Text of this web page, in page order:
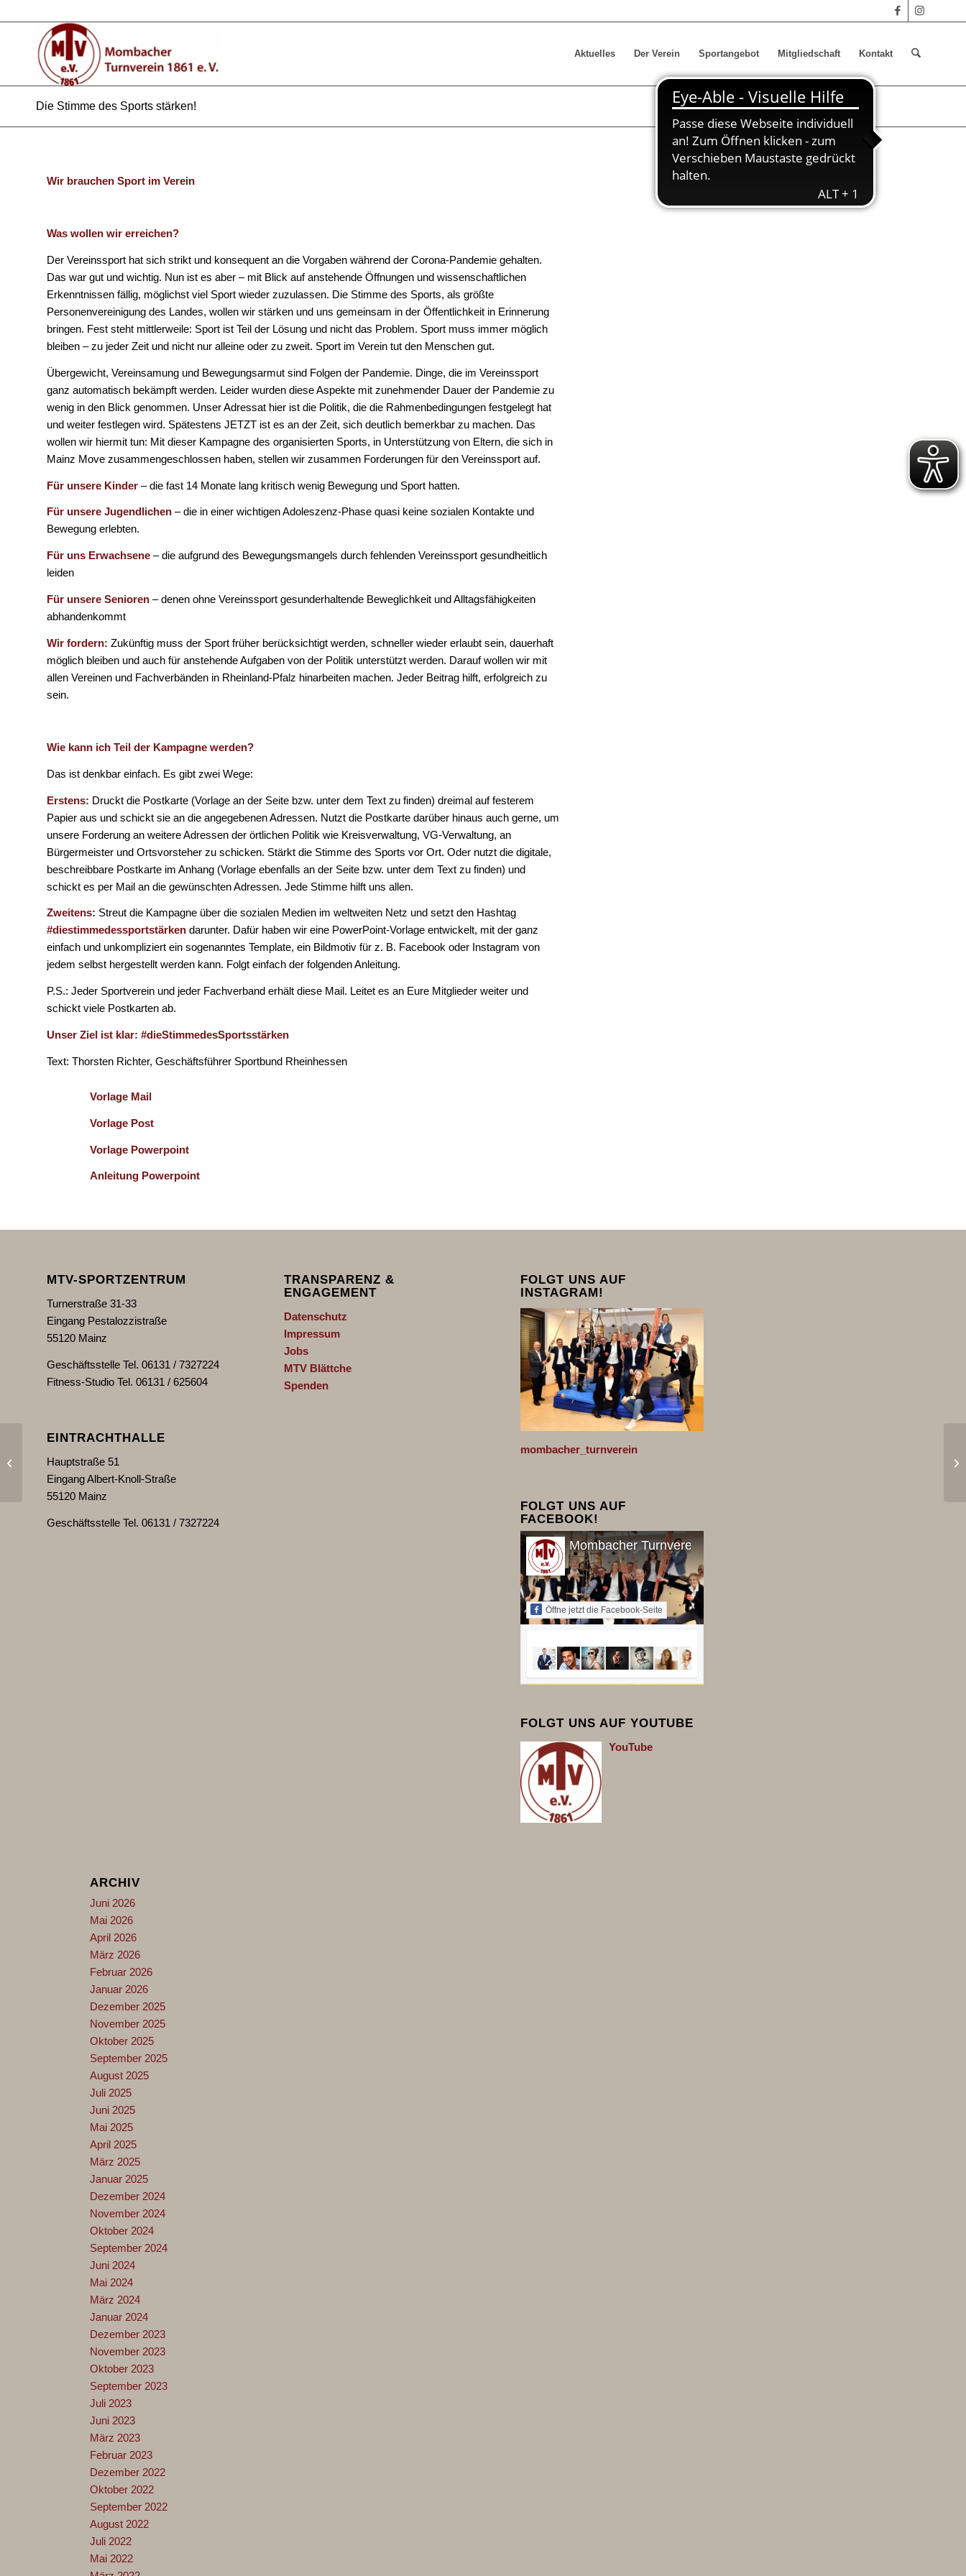
Aktuelles Der Verein Sportangebot Mitgliedschaft Kontakt
Die Stimme des Sports stärken!
Wir brauchen Sport im Verein
Was wollen wir erreichen?
Der Vereinssport hat sich strikt und konsequent an die Vorgaben während der Corona-Pandemie gehalten.
Das war gut und wichtig. Nun ist es aber – mit Blick auf anstehende Öffnungen und wissenschaftlichen
Erkenntnissen fällig, möglichst viel Sport wieder zuzulassen. Die Stimme des Sports, als größte
Personenvereinigung des Landes, wollen wir stärken und uns gemeinsam in der Öffentlichkeit in Erinnerung
bringen. Fest steht mittlerweile: Sport ist Teil der Lösung und nicht das Problem. Sport muss immer möglich
bleiben – zu jeder Zeit und nicht nur alleine oder zu zweit. Sport im Verein tut den Menschen gut.
Übergewicht, Vereinsamung und Bewegungsarmut sind Folgen der Pandemie. Dinge, die im Vereinssport
ganz automatisch bekämpft werden. Leider wurden diese Aspekte mit zunehmender Dauer der Pandemie zu
wenig in den Blick genommen. Unser Adressat hier ist die Politik, die die Rahmenbedingungen festgelegt hat
und weiter festlegen wird. Spätestens JETZT ist es an der Zeit, sich deutlich bemerkbar zu machen. Das
wollen wir hiermit tun: Mit dieser Kampagne des organisierten Sports, in Unterstützung von Eltern, die sich in
Mainz Move zusammengeschlossen haben, stellen wir zusammen Forderungen für den Vereinssport auf.
Für unsere Kinder – die fast 14 Monate lang kritisch wenig Bewegung und Sport hatten.
Für unsere Jugendlichen – die in einer wichtigen Adoleszenz-Phase quasi keine sozialen Kontakte und
Bewegung erlebten.
Für uns Erwachsene – die aufgrund des Bewegungsmangels durch fehlenden Vereinssport gesundheitlich
leiden
Für unsere Senioren – denen ohne Vereinssport gesunderhaltende Beweglichkeit und Alltagsfähigkeiten
abhandenkommt
Wir fordern: Zukünftig muss der Sport früher berücksichtigt werden, schneller wieder erlaubt sein, dauerhaft
möglich bleiben und auch für anstehende Aufgaben von der Politik unterstützt werden. Darauf wollen wir mit
allen Vereinen und Fachverbänden in Rheinland-Pfalz hinarbeiten machen. Jeder Beitrag hilft, erfolgreich zu
sein.
Wie kann ich Teil der Kampagne werden?
Das ist denkbar einfach. Es gibt zwei Wege:
Erstens: Druckt die Postkarte (Vorlage an der Seite bzw. unter dem Text zu finden) dreimal auf festerem
Papier aus und schickt sie an die angegebenen Adressen. Nutzt die Postkarte darüber hinaus auch gerne, um
unsere Forderung an weitere Adressen der örtlichen Politik wie Kreisverwaltung, VG-Verwaltung, an
Bürgermeister und Ortsvorsteher zu schicken. Stärkt die Stimme des Sports vor Ort. Oder nutzt die digitale,
beschreibbare Postkarte im Anhang (Vorlage ebenfalls an der Seite bzw. unter dem Text zu finden) und
schickt es per Mail an die gewünschten Adressen. Jede Stimme hilft uns allen.
Zweitens: Streut die Kampagne über die sozialen Medien im weltweiten Netz und setzt den Hashtag
#diestimmedessportstärken darunter. Dafür haben wir eine PowerPoint-Vorlage entwickelt, mit der ganz
einfach und unkompliziert ein sogenanntes Template, ein Bildmotiv für z. B. Facebook oder Instagram von
jedem selbst hergestellt werden kann. Folgt einfach der folgenden Anleitung.
P.S.: Jeder Sportverein und jeder Fachverband erhält diese Mail. Leitet es an Eure Mitglieder weiter und
schickt viele Postkarten ab.
Unser Ziel ist klar: #dieStimmedesSportsstärken
Text: Thorsten Richter, Geschäftsführer Sportbund Rheinhessen
Vorlage Mail
Vorlage Post
Vorlage Powerpoint
Anleitung Powerpoint
MTV-SPORTZENTRUM
Turnerstraße 31-33
Eingang Pestalozzistraße
55120 Mainz
Geschäftsstelle Tel. 06131 / 7327224
Fitness-Studio Tel. 06131 / 625604
EINTRACHTHALLE
Hauptstraße 51
Eingang Albert-Knoll-Straße
55120 Mainz
Geschäftsstelle Tel. 06131 / 7327224
TRANSPARENZ &
ENGAGEMENT
Datenschutz
Impressum
Jobs
MTV Blättche
Spenden
FOLGT UNS AUF
INSTAGRAM!
mombacher_turnverein
FOLGT UNS AUF
FACEBOOK!
Mombacher Turnverein 1861 eV
Öffne jetzt die Facebook-Seite
FOLGT UNS AUF YOUTUBE
YouTube
ARCHIV
Juni 2026
Mai 2026
April 2026
März 2026
Februar 2026
Januar 2026
Dezember 2025
November 2025
Oktober 2025
September 2025
August 2025
Juli 2025
Juni 2025
Mai 2025
April 2025
März 2025
Januar 2025
Dezember 2024
November 2024
Oktober 2024
September 2024
Juni 2024
Mai 2024
März 2024
Januar 2024
Dezember 2023
November 2023
Oktober 2023
September 2023
Juli 2023
Juni 2023
März 2023
Februar 2023
Dezember 2022
Oktober 2022
September 2022
August 2022
Juli 2022
Mai 2022
mitgemacht! Turnen für
die Minis!